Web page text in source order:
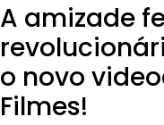
A amizade
o novo
Filmes!